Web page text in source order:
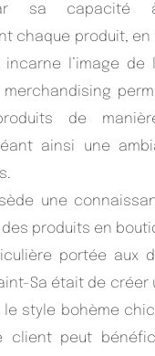
sa capacité
chaque produit, en
l’image de
de
ainsi une
une
des produits en
portée aux
Sa était de créer
le style bohème
client peut